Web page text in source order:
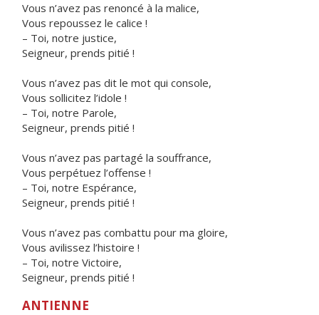
Vous n’avez pas renoncé à la malice,
Vous repoussez le calice !
– Toi, notre justice,
Seigneur, prends pitié !
Vous n’avez pas dit le mot qui console,
Vous sollicitez l’idole !
– Toi, notre Parole,
Seigneur, prends pitié !
Vous n’avez pas partagé la souffrance,
Vous perpétuez l’offense !
– Toi, notre Espérance,
Seigneur, prends pitié !
Vous n’avez pas combattu pour ma gloire,
Vous avilissez l’histoire !
– Toi, notre Victoire,
Seigneur, prends pitié !
ANTIENNE